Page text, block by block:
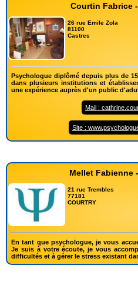
Courtin Fabrice
26 rue Emile Zola
81100
Castres
Psychologue diplômé depuis plus de
dans plusieurs institutions et
une expérience auprès d'un public
Mail :
Site :
Mellet Fabienne
21 rue Trembles
77181
COURTRY
En tant que psychologue, je vous
Je suis à votre écoute, je vous
difficultés et à gérer le stress existant